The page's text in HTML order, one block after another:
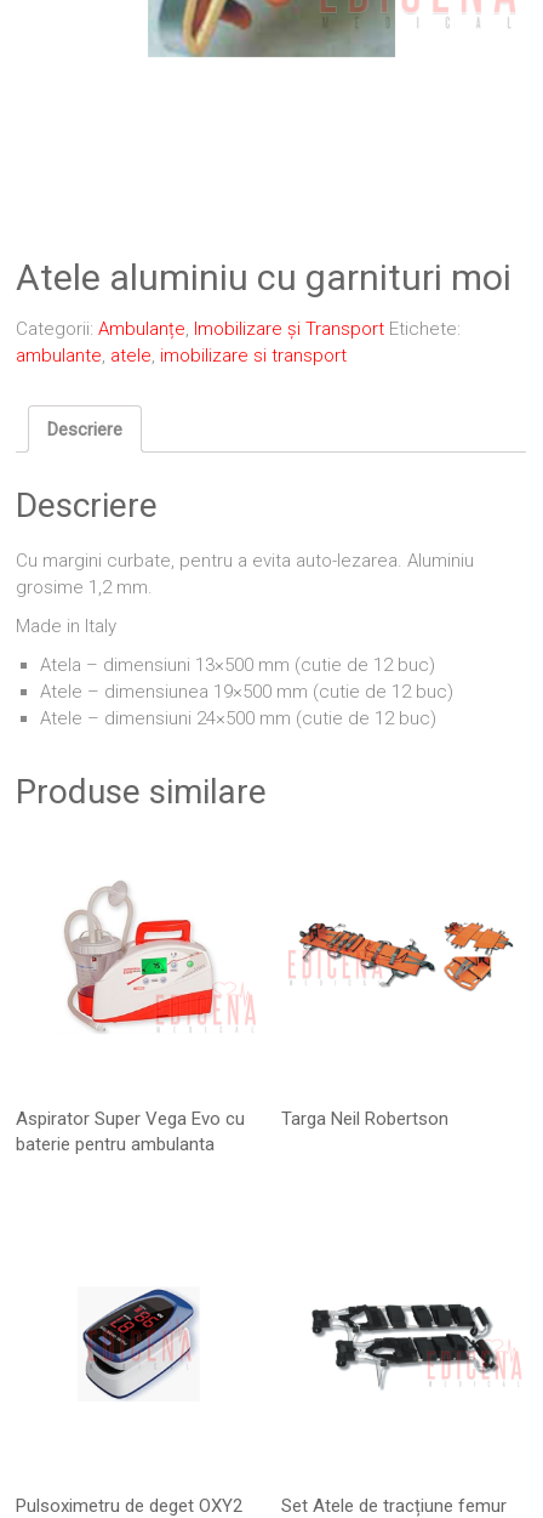
Atele aluminiu cu garnituri moi
Categorii:Ambulanțe, Imobilizare și Transport Etichete:
ambulante, atele, imobilizare si transport
Descriere
Descriere
Cu margini curbate, pentru a evita auto-lezarea. Aluminiu
grosime 1,2 mm.
Made in Italy
Atela – dimensiuni 13×500 mm (cutie de 12 buc)
Atele – dimensiunea 19×500 mm (cutie de 12 buc)
Atele – dimensiuni 24×500 mm (cutie de 12 buc)
Produse similare
Aspirator Super Vega Evo cu
baterie pentru ambulanta
Targa Neil Robertson
Pulsoximetru de deget OXY2 Set Atele de tracțiune femur